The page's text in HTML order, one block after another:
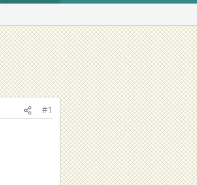
#1